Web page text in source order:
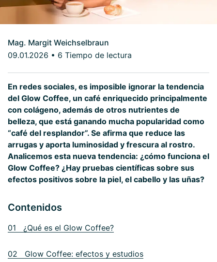
Mag. Margit Weichselbraun
09.01.2026 • 6 Tiempo de lectura
En redes sociales, es imposible ignorar la tendencia
del Glow Coffee, un café enriquecido principalmente
con colágeno, además de otros nutrientes de
belleza, que está ganando mucha popularidad como
“café del resplandor”. Se afirma que reduce las
arrugas y aporta luminosidad y frescura al rostro.
Analicemos esta nueva tendencia: ¿cómo funciona el
Glow Coffee? ¿Hay pruebas científicas sobre sus
efectos positivos sobre la piel, el cabello y las uñas?
Contenidos
01 ¿Qué es el Glow Coffee?
02 Glow Coffee: efectos y estudios